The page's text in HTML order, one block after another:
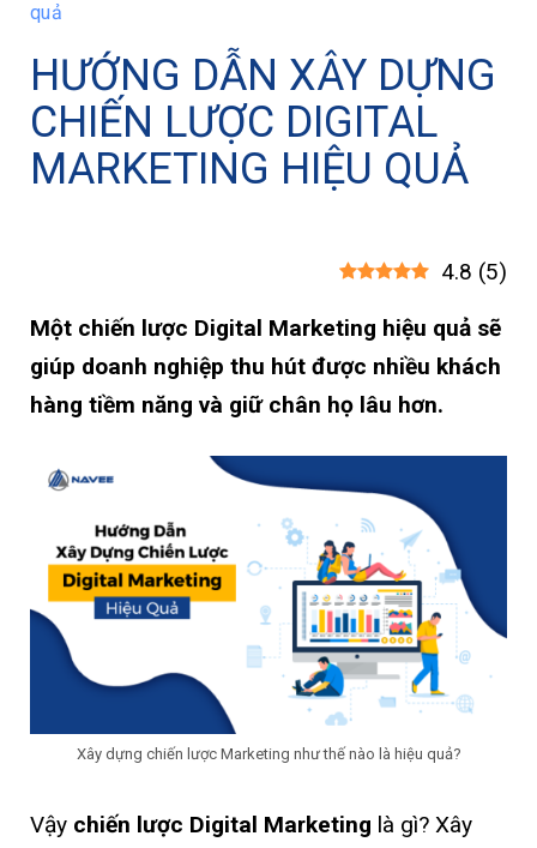
quả
HƯỚNG DẪN XÂY DỰNG
CHIẾN LƯỢC DIGITAL
MARKETING HIỆU QUẢ
4.8 (5)
Một chiến lược Digital Marketing hiệu quả sẽ
giúp doanh nghiệp thu hút được nhiều khách
hàng tiềm năng và giữ chân họ lâu hơn.
Xây dựng chiến lược Marketing như thế nào là hiệu quả?
Vậy chiến lược Digital Marketing là gì? Xây